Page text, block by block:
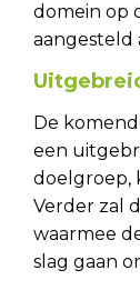
domein op
aangesteld
De
een
doelgroep,
Verder zal
waarmee
slag gaan